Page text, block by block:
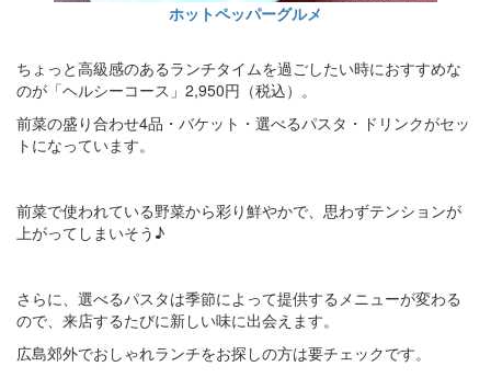
ホットペッパーグルメ
ちょっと高級感のあるランチタイムを過ごしたい時におすすめな
のが「ヘルシーコース」2,950円（税込）。
前菜の盛り合わせ4品・バケット・選べるパスタ・ドリンクがセッ
トになっています。
前菜で使われている野菜から彩り鮮やかで、思わずテンションが
上がってしまいそう♪
さらに、選べるパスタは季節によって提供するメニューが変わる
ので、来店するたびに新しい味に出会えます。
広島郊外でおしゃれランチをお探しの方は要チェックです。